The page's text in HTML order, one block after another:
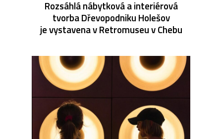
Rozsáhlá nábytková a interiérová
tvorba Dřevopodniku Holešov
je vystavena v Retromuseu v Chebu